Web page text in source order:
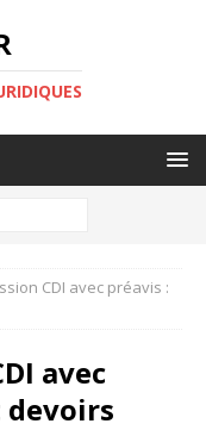
CDI avec préavis :
avec
devoirs